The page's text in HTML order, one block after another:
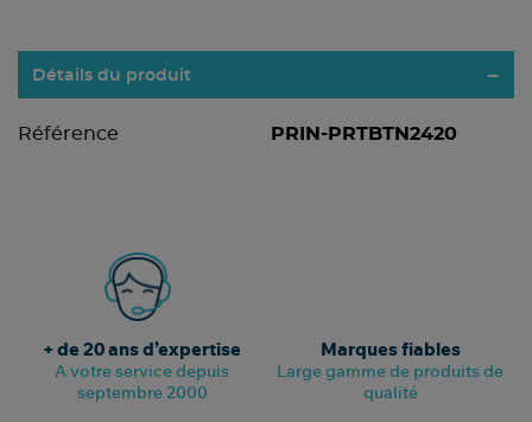
Détails du produit
Référence PRIN-PRTBTN2420
+ de 20 ans d’expertise
A votre service depuis
septembre 2000
Marques fiables
Large gamme de produits de
qualité